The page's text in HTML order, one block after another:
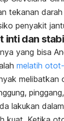
tekanan
penyakit
inti dan
yang bisa
melatih
melibatkan
lakukan